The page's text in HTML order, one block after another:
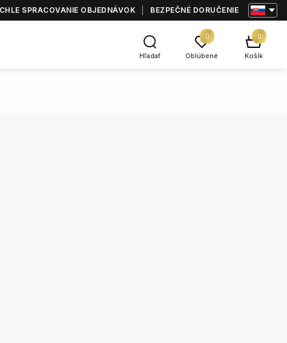
SPRACOVANIE OBJEDNÁVOK BEZPEČNÉ DORUČENIE
Hľadať
0
Oblúbené
0
Košík